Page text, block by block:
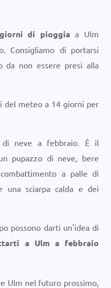
di pioggia a Ulm
Consigliamo di portarsi
da non essere presi alla
del meteo a 14 giorni per
di neve a febbraio. È il
pupazzo di neve, bere
a palle di
una sciarpa calda e dei
possono darti un'idea di
a Ulm a febbraio
Ulm nel futuro prossimo,